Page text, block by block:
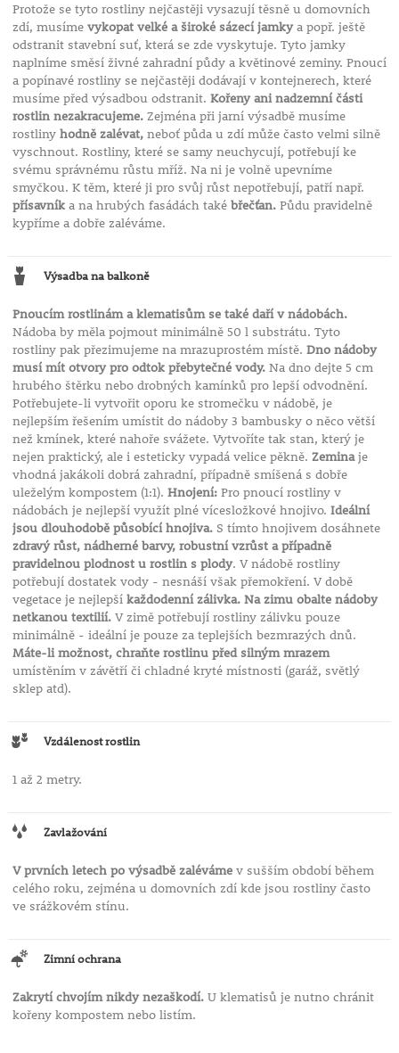
Protože se tyto rostliny nejčastěji vysazují těsně u domovních
zdí, musíme vykopat velké a široké sázecí jamkya popř. ještě
odstranit stavební suť, která se zde vyskytuje. Tyto jamky
naplníme směsí živné zahradní půdy a květinové zeminy. Pnoucí
a popínavé rostliny se nejčastěji dodávají v kontejnerech, které
musíme před výsadbou odstranit. Kořeny ani nadzemní části
rostlin nezakracujeme.Zejména při jarní výsadbě musíme
rostliny hodně zalévat,neboť půda u zdí může často velmi silně
vyschnout. Rostliny, které se samy neuchycují, potřebují ke
svému správnému růstu mříž. Na ni je volně upevníme
smyčkou. K těm, které ji pro svůj růst nepotřebují, patří např.
přísavníka na hrubých fasádách také břečťan.Půdu pravidelně
kypříme a dobře zaléváme.
Výsadba na balkoně
Pnoucím rostlinám a klematisům se také daří v nádobách.
Nádoba by měla pojmout minimálně 50 l substrátu. Tyto
rostliny pak přezimujeme na mrazuprostém místě. Dno nádoby
musí mít otvory pro odtok přebytečné vody.Na dno dejte 5 cm
hrubého štěrku nebo drobných kamínků pro lepší odvodnění.
Potřebujete-li vytvořit oporu ke stromečku v nádobě, je
nejlepším řešením umístit do nádoby 3 bambusky o něco větší
než kmínek, které nahoře svážete. Vytvoříte tak stan, který je
nejen praktický, ale i esteticky vypadá velice pěkně. Zeminaje
vhodná jakákoli dobrá zahradní, případně smíšená s dobře
uleželým kompostem (1:1). Hnojení:Pro pnoucí rostliny v
nádobách je nejlepší využít plné vícesložkové hnojivo. Ideální
jsou dlouhodobě působící hnojiva.S tímto hnojivem dosáhnete
zdravý růst, nádherné barvy, robustní vzrůst a případně
pravidelnou plodnost u rostlin s plody. V nádobě rostliny
potřebují dostatek vody - nesnáší však přemokření. V době
vegetace je nejlepší každodenní zálivka. Na zimu obalte nádoby
netkanou textilií.V zimě potřebují rostliny zálivku pouze
minimálně - ideální je pouze za teplejších bezmrazých dnů.
Máte-li možnost, chraňte rostlinu před silným mrazem
umístěním v závětří či chladné kryté místnosti (garáž, světlý
sklep atd).
Vzdálenost rostlin
1 až 2 metry.
Zavlažování
V prvních letech po výsadbě zalévámev sušším období během
celého roku, zejména u domovních zdí kde jsou rostliny často
ve srážkovém stínu.
Zimní ochrana
Zakrytí chvojím nikdy nezaškodí.U klematisů je nutno chránit
kořeny kompostem nebo listím.